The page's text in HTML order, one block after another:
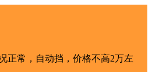
正常，自动挡，价格不高2万左